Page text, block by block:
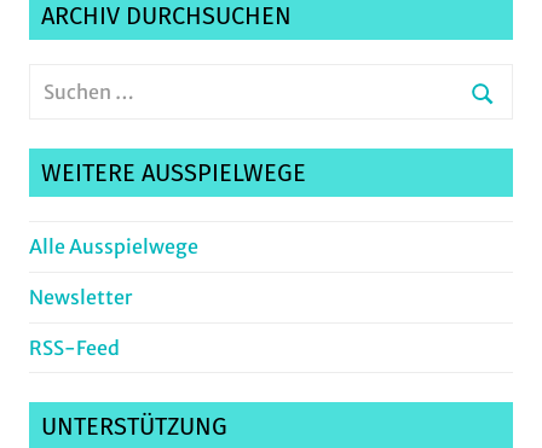
ARCHIV DURCHSUCHEN
Suchen
WEITERE AUSSPIELWEGE
Alle Ausspielwege
Newsletter
RSS-Feed
UNTERSTÜTZUNG